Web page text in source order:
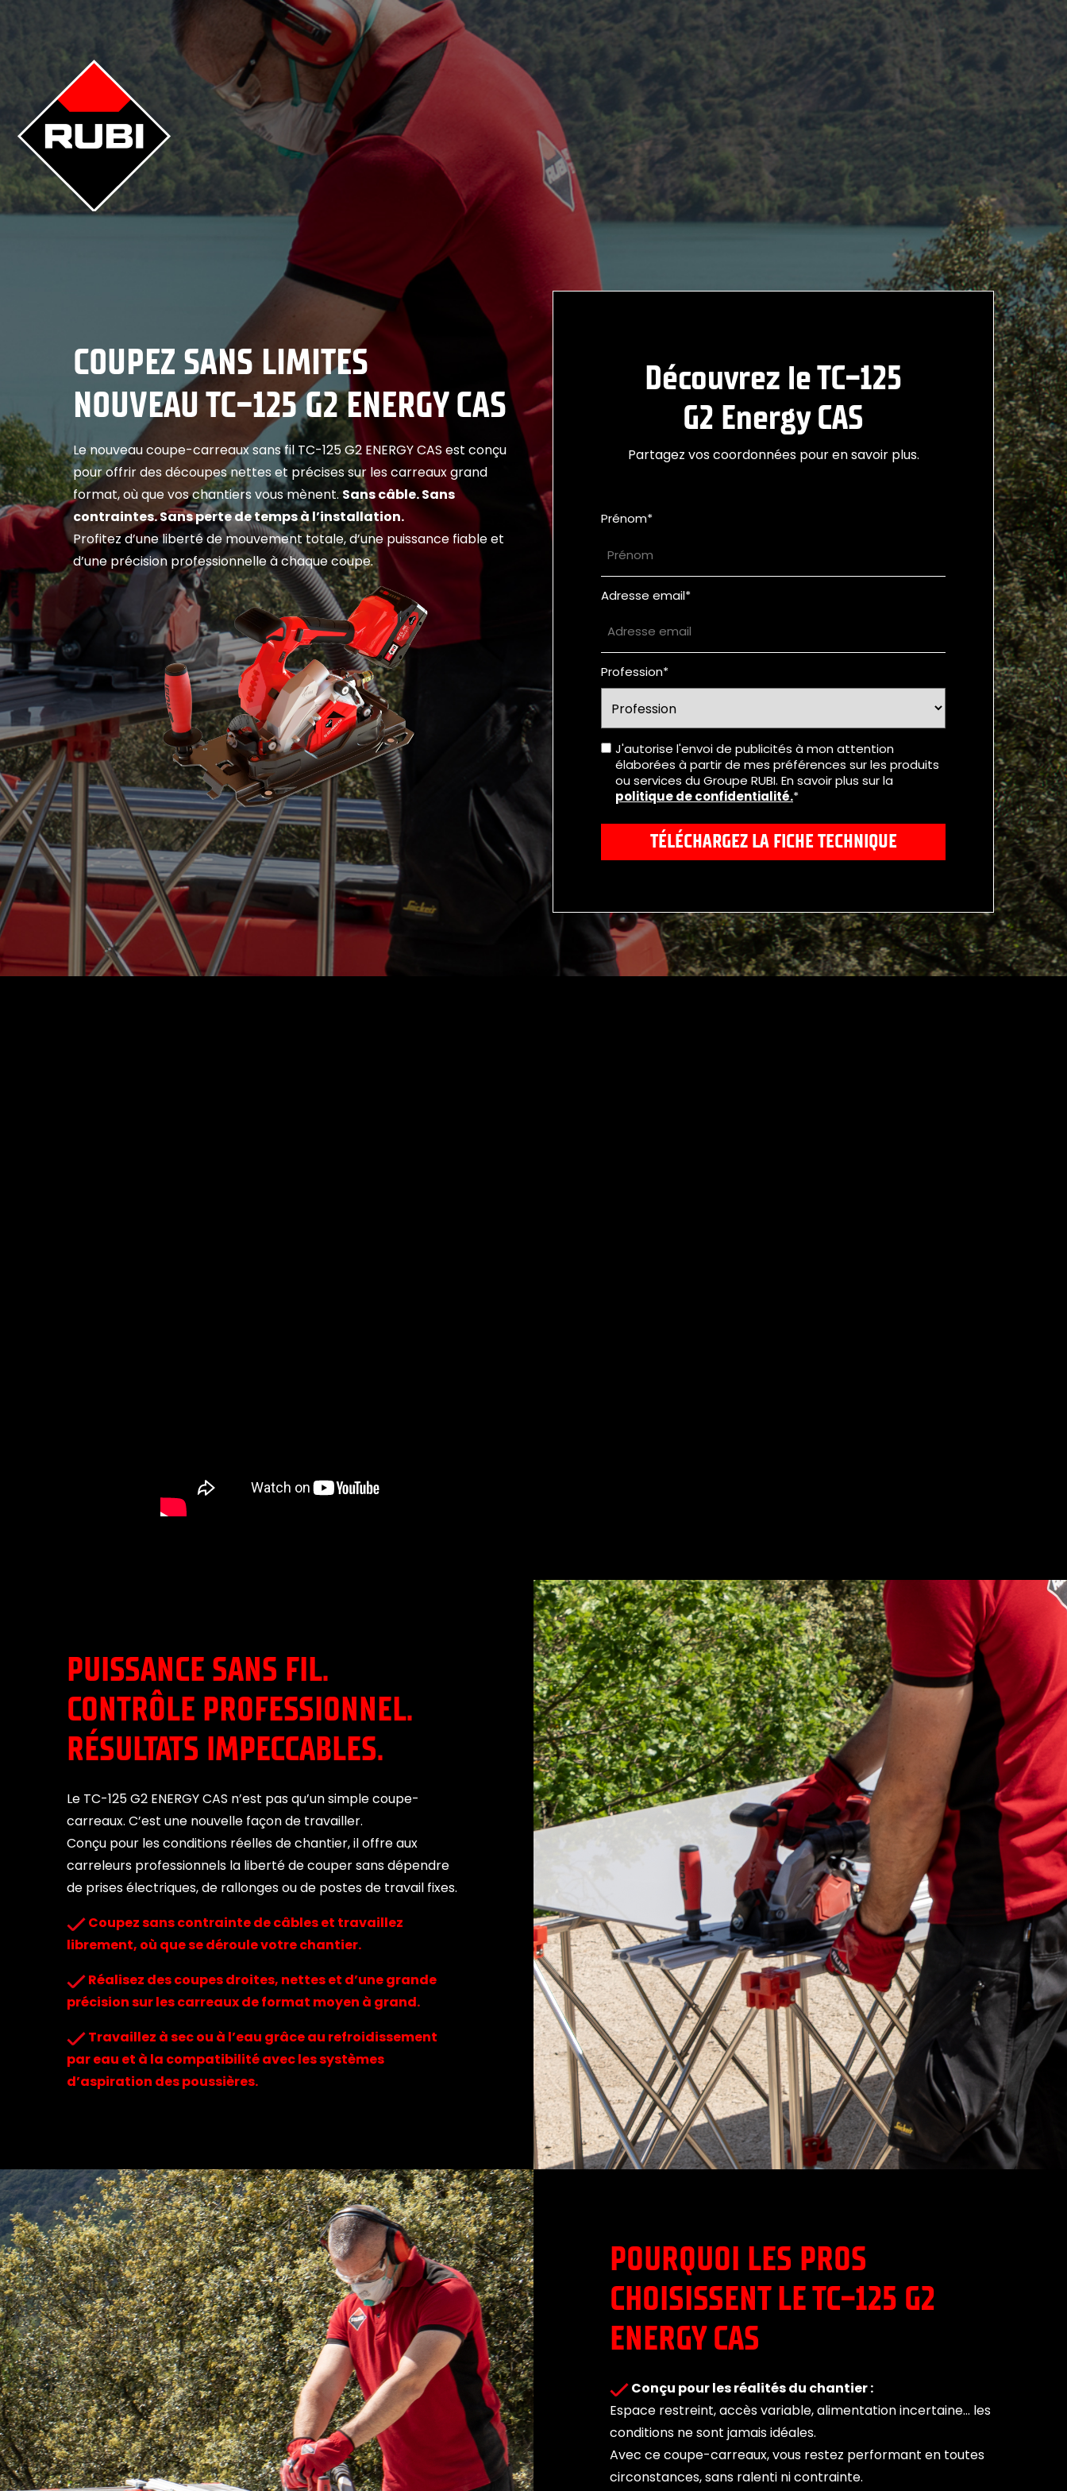
COUPEZ SANS LIMITES
NOUVEAU TC-125 G2 ENERGY CAS
Le nouveau coupe-carreaux sans fil TC-125 G2 ENERGY CAS est conçu
pour offrir des découpes nettes et précises sur les carreaux grand
format, où que vos chantiers vous mènent.Sans câble. Sans
contraintes. Sans perte de temps à l’installation.
Profitez d’une liberté de mouvement totale, d’une puissance fiable et
d’une précision professionnelle à chaque coupe.
Découvrez le TC-125
G2 Energy CAS
Partagez vos coordonnées pour en savoir plus.
Prénom*
Adresse email*
Profession*
J'autorise l'envoi de publicités à mon attention
élaborées à partir de mes préférences sur les produits
ou services du Groupe RUBI. En savoir plus sur la
politique de confidentialité.*
PUISSANCE SANS FIL.
CONTRÔLE PROFESSIONNEL.
RÉSULTATS IMPECCABLES.
Le TC-125 G2 ENERGY CAS n’est pas qu’un simple coupe-
carreaux. C’est une nouvelle façon de travailler.
Conçu pour les conditions réelles de chantier, il offre aux
carreleurs professionnels la liberté de couper sans dépendre
de prises électriques, de rallonges ou de postes de travail fixes.
Coupez sans contrainte de câbles et travaillez
librement, où que se déroule votre chantier.
Réalisez des coupes droites, nettes et d’une grande
précision sur les carreaux de format moyen à grand.
Travaillez à sec ou à l’eau grâce au refroidissement
par eau et à la compatibilité avec les systèmes
d’aspiration des poussières.
POURQUOI LES PROS
CHOISISSENT LE TC-125 G2
ENERGY CAS
Conçu pour les réalités du chantier :
Espace restreint, accès variable, alimentation incertaine… les
conditions ne sont jamais idéales.
Avec ce coupe-carreaux, vous restez performant en toutes
circonstances, sans ralenti ni contrainte.